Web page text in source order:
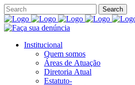
Institucional
Quem somos
Áreas de Atuação
Diretoria Atual
Estatuto-